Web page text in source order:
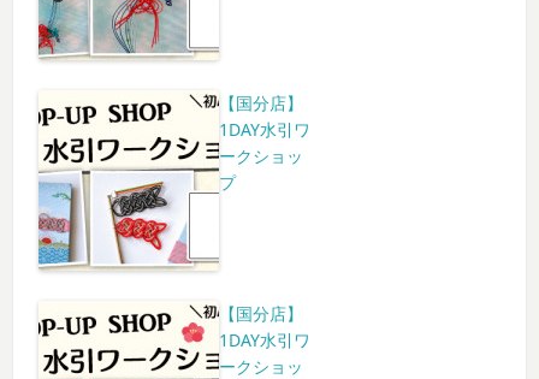
【国分店】
1DAY水引ワ
ークショッ
プ
【国分店】
1DAY水引ワ
ークショッ